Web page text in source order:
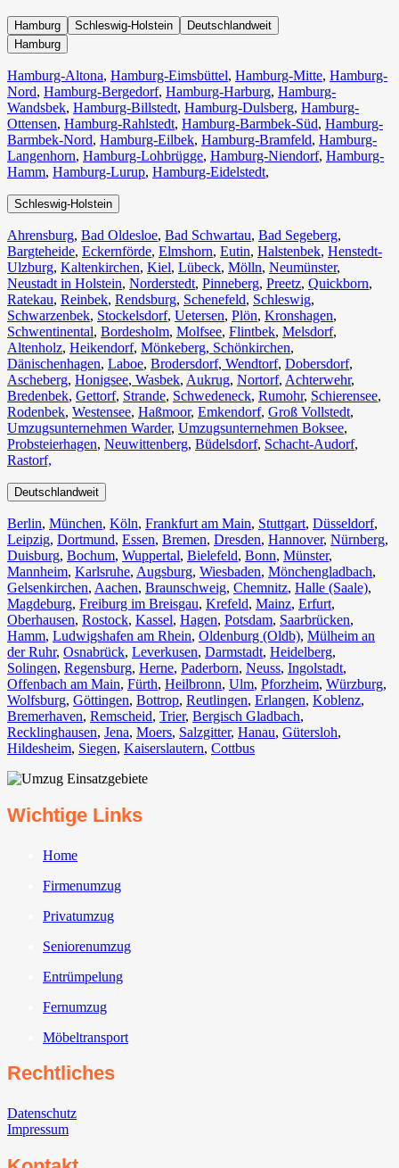
Hamburg Schleswig-Holstein
Deutschlandweit
Hamburg
Hamburg-Altona, Hamburg-Eimsbüttel, Hamburg-Mitte, Hamburg-
Nord, Hamburg-Bergedorf, Hamburg-Harburg, Hamburg-
Wandsbek, Hamburg-Billstedt, Hamburg-Dulsberg, Hamburg-
Ottensen, Hamburg-Rahlstedt, Hamburg-Barmbek-Süd, Hamburg-
Barmbek-Nord, Hamburg-Eilbek, Hamburg-Bramfeld, Hamburg-
Langenhorn, Hamburg-Lohbrügge, Hamburg-Niendorf, Hamburg-
Hamm, Hamburg-Lurup, Hamburg-Eidelstedt,
Schleswig-Holstein
Ahrensburg, Bad Oldesloe, Bad Schwartau, Bad Segeberg,
Bargteheide, Eckernförde, Elmshorn, Eutin, Halstenbek, Henstedt-
Ulzburg, Kaltenkirchen, Kiel, Lübeck, Mölln, Neumünster,
Neustadt in Holstein, Norderstedt, Pinneberg, Preetz, Quickborn,
Ratekau, Reinbek, Rendsburg, Schenefeld, Schleswig,
Schwarzenbek, Stockelsdorf, Uetersen, Plön, Kronshagen,
Schwentinental, Bordesholm, Molfsee, Flintbek, Melsdorf,
Altenholz, Heikendorf, Mönkeberg, Schönkirchen,
Dänischenhagen, Laboe, Brodersdorf, Wendtorf, Dobersdorf,
Ascheberg, Honigsee, Wasbek, Aukrug, Nortorf, Achterwehr,
Bredenbek, Gettorf, Strande, Schwedeneck, Rumohr, Schierensee,
Rodenbek, Westensee, Haßmoor, Emkendorf, Groß Vollstedt,
Umzugsunternehmen Warder, Umzugsunternehmen Boksee,
Probsteierhagen, Neuwittenberg, Büdelsdorf, Schacht-Audorf,
Rastorf,
Deutschlandweit
Berlin⁠, München, Köln⁠, Frankfurt am Main, Stuttgart, Düsseldorf,
Leipzig, Dortmund, Essen, Bremen, Dresden, Hannover, Nürnberg,
Duisburg⁠, Bochum, Wuppertal⁠, Bielefeld⁠, Bonn⁠, Münster⁠,
Mannheim, Karlsruhe, Augsburg, Wiesbaden⁠, Mönchengladbach⁠,
Gelsenkirchen⁠, Aachen⁠, Braunschweig, Chemnitz⁠, Halle (Saale)⁠,
Magdeburg, Freiburg im Breisgau⁠, Krefeld⁠, Mainz⁠, Erfurt,
Oberhausen⁠, Rostock⁠, Kassel⁠, Hagen, Potsdam, Saarbrücken⁠,
Hamm, Ludwigshafen am Rhein⁠, Oldenburg (Oldb), Mülheim an
der Ruhr, Osnabrück⁠, Leverkusen, Darmstadt⁠, Heidelberg,
Solingen, Regensburg, Herne⁠, Paderborn, Neuss, Ingolstadt,
Offenbach am Main, Fürth⁠, Heilbronn, Ulm⁠, Pforzheim, Würzburg,
Wolfsburg⁠, Göttingen, Bottrop, Reutlingen, Erlangen⁠, Koblenz,
Bremerhaven⁠, Remscheid, Trier⁠, Bergisch Gladbach,
Recklinghausen, Jena⁠, Moers⁠, Salzgitter⁠, Hanau, Gütersloh,
Hildesheim⁠, Siegen⁠, Kaiserslautern⁠, Cottbus⁠
Wichtige Links
Home
Firmenumzug
Privatumzug
Seniorenumzug
Entrümpelung
Fernumzug
Möbeltransport
Rechtliches
Datenschutz
Impressum